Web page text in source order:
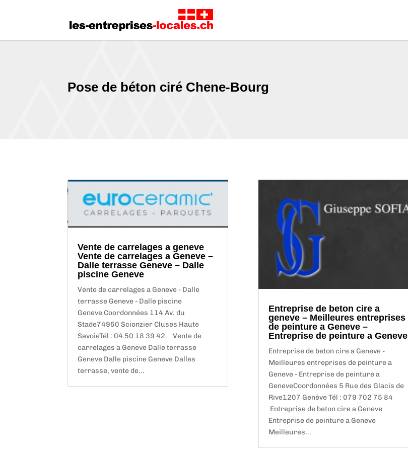
Pose de béton ciré Chene-Bourg
Vente de carrelages a geneve
Vente de carrelages a Geneve –
Dalle terrasse Geneve – Dalle
piscine Geneve
Vente de carrelages a Geneve - Dalle
terrasse Geneve - Dalle piscine
Geneve Coordonnées 114 Av. du
Stade74950 Scionzier Cluses Haute
SavoieTél : 04 50 18 39 42 Vente de
carrelages a Geneve Dalle terrasse
Geneve Dalle piscine Geneve Dalles
terrasse, vente de...
Entreprise de beton cire a
geneve – Meilleures entreprises
de peinture a Geneve –
Entreprise de peinture a Geneve
Entreprise de beton cire a Geneve -
Meilleures entreprises de peinture a
Geneve - Entreprise de peinture a
GeneveCoordonnées 5 Rue des Glacis de
Rive1207 Genève Tél : 079 702 75 84
Entreprise de beton cire a Geneve
Entreprise de peinture a Geneve
Meilleures...